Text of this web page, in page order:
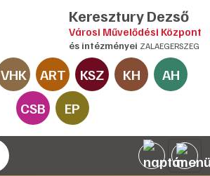
Keresztury Dezső
Városi Művelődési Központ
és intézményei ZALAEGERSZEG
VHK ART KSZ KH
AH
CSB
EP